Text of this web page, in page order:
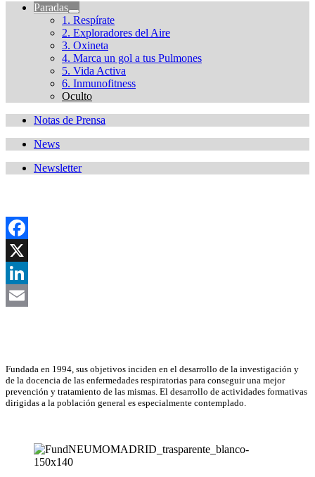
Paradas
1. Respírate
2. Exploradores del Aire
3. Oxineta
4. Marca un gol a tus Pulmones
5. Vida Activa
6. Inmunofitness
Oculto
Notas de Prensa
News
Newsletter
Facebook
X
LinkedIn
Fundada en 1994, sus objetivos inciden en el desarrollo de la investigación y
de la docencia de las enfermedades respiratorias para conseguir una mejor
prevención y tratamiento de las mismas. El desarrollo de actividades formativas
dirigidas a la población general es especialmente contemplado.